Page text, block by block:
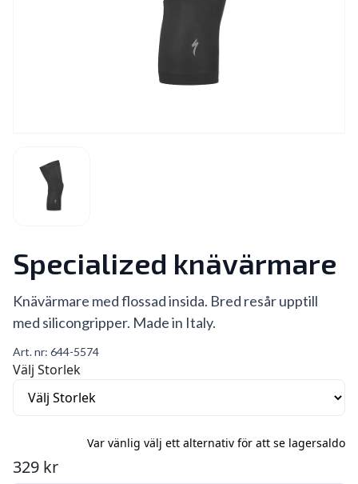
Specialized knävärmare
Knävärmare med flossad insida. Bred resår upptill
med silicongripper. Made in Italy.
Art. nr: 644-5574
Välj Storlek
Var vänlig välj ett alternativ för att se lagersaldo
329 kr